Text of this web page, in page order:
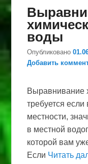
воды
Опубликовано
Добавить
Выравнивание
требуется
местности,
в местной
которой вам
Если Читать